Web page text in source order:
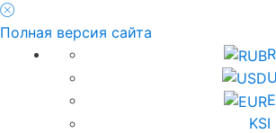
Полная версия сайта
KSI